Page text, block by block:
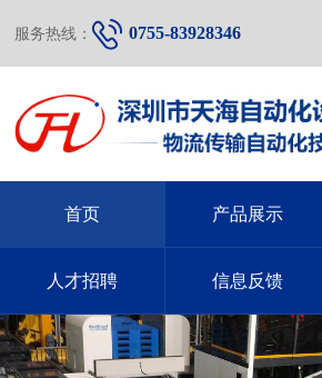
服务热线： 0755-83928346
首页 产品展示
人才招聘 信息反馈